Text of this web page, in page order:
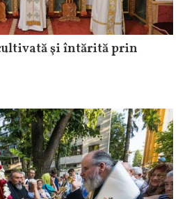
şi întărită prin